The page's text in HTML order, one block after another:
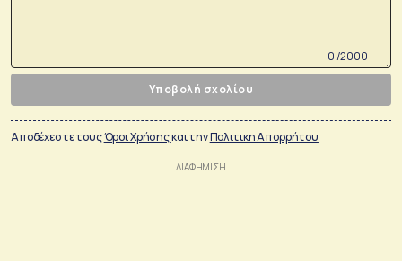
0 /2000
Υποβολή σχολίου
Αποδέχεστε τουςΌροι Χρήσηςκαι τηνΠολιτικη Απορρήτου